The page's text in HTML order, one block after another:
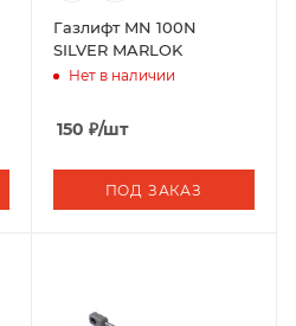
Газлифт MN 100N
SILVER MARLOK
Нет в наличии
150 ₽/шт
ПОД ЗАКАЗ